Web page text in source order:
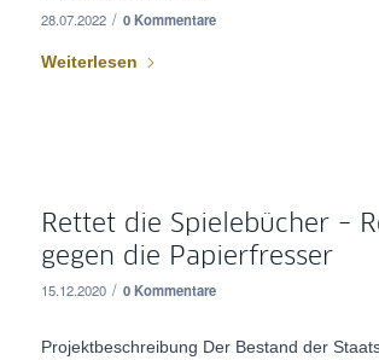
28.07.2022 / 0 Kommentare
Weiterlesen
Rettet die Spielebücher –
gegen die Papierfresser
15.12.2020 / 0 Kommentare
Projektbeschreibung Der Bestand der